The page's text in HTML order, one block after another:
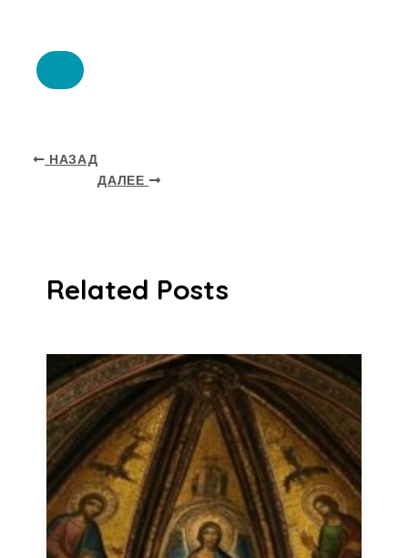
НАЗАД
ДАЛЕЕ
Related Posts